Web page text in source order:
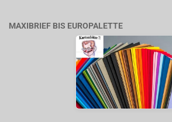
MAXIBRIEF BIS EUROPALETTE